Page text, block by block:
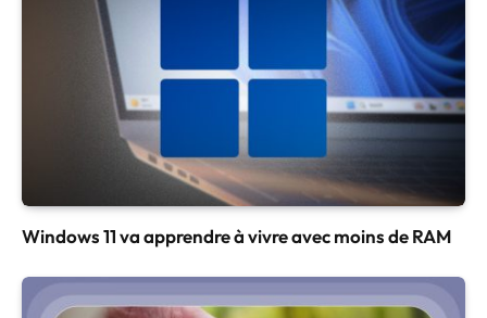
Windows 11 va apprendre à vivre avec moins de RAM